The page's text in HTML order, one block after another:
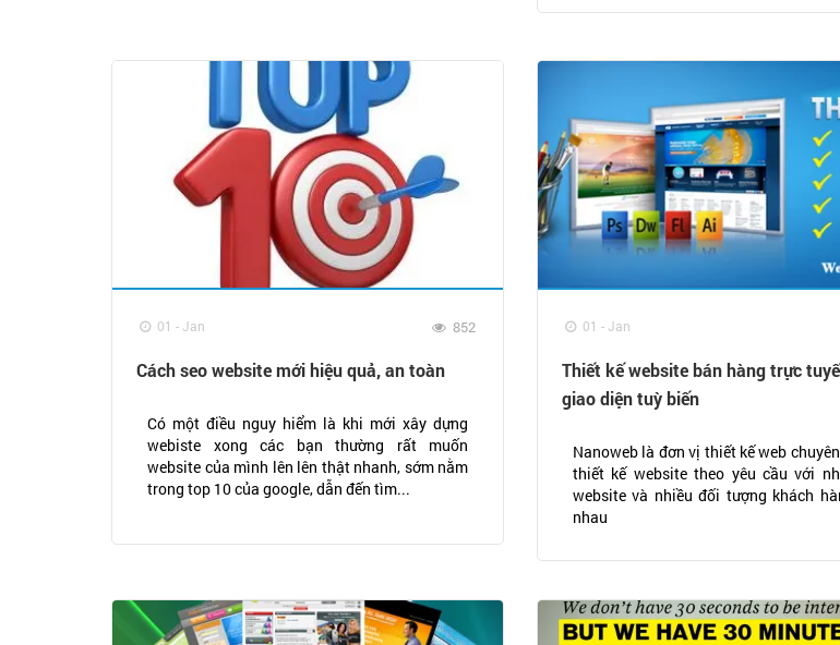
01 - Jan 852
Cách seo website mới hiệu quả, an toàn
Có một điều nguy hiểm là khi mới xây dựng
webiste xong các bạn thường rất muốn
website của mình lên lên thật nhanh, sớm nằm
trong top 10 của google, dẫn đến tìm...
01 - Jan
Thiết kế website bán hàng trực
giao diện tuỳ biến
Nanoweb là đơn vị thiết kế web
thiết kế website theo yêu cầu với
website và nhiều đối tượng khách
nhau